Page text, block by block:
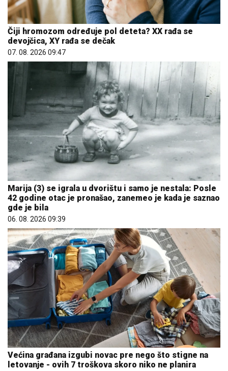
Čiji hromozom određuje pol deteta? XX rađa se
devojčica, XY rađa se dečak
07. 08. 2026 09:47
Marija (3) se igrala u dvorištu i samo je nestala: Posle
42 godine otac je pronašao, zanemeo je kada je saznao
gde je bila
06. 08. 2026 09:39
Većina građana izgubi novac pre nego što stigne na
letovanje - ovih 7 troškova skoro niko ne planira